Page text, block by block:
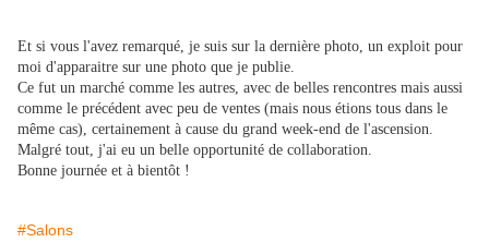
Et si vous l'avez remarqué, je suis sur la dernière photo, un exploit pour
moi d'apparaitre sur une photo que je publie.
Ce fut un marché comme les autres, avec de belles rencontres mais aussi
comme le précédent avec peu de ventes (mais nous étions tous dans le
même cas), certainement à cause du grand week-end de l'ascension.
Malgré tout, j'ai eu un belle opportunité de collaboration.
Bonne journée et à bientôt !
#Salons